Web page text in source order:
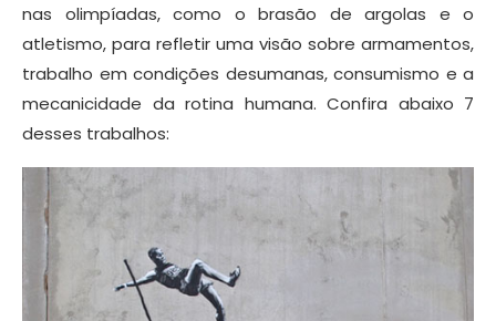
nas olimpíadas, como o brasão de argolas e o
atletismo, para refletir uma visão sobre armamentos,
trabalho em condições desumanas, consumismo e a
mecanicidade da rotina humana. Confira abaixo 7
desses trabalhos: